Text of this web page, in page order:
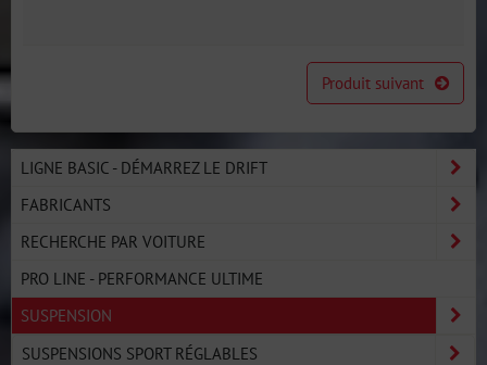
Produit suivant
LIGNE BASIC - DÉMARREZ LE DRIFT
FABRICANTS
RECHERCHE PAR VOITURE
PRO LINE - PERFORMANCE ULTIME
SUSPENSION
SUSPENSIONS SPORT RÉGLABLES